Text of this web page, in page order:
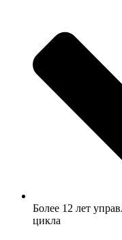
Более 12 лет
цикла